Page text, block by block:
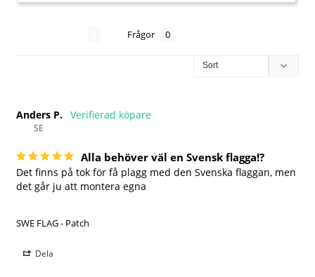
Frågor
Anders P.
SE
Alla behöver väl en Svensk flagga!?
Det finns på tok för få plagg med den Svenska flaggan, men
det går ju att montera egna
SWE FLAG - Patch
Dela